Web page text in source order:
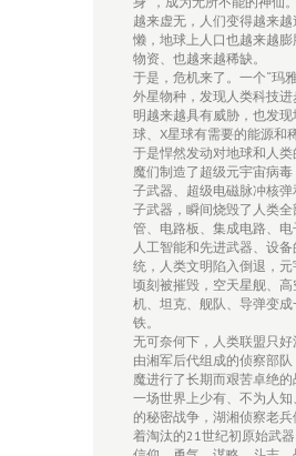
越来虚无，人们变得越来
懒，地球上人口也越来越膨
物资、也越来越稀缺。
于是，危机来了。一个“玛
外星物种，发现人类科技进
明越来越具有威胁，也发现
球、X星球有需要的能源和
于是悍然发动对地球和人
魔们制造了超级元宇宙病
子武器、超级电磁脉冲核
子武器，瞬间烧毁了人类
管、电路板、集成电路、电
人工智能和先进武器、设
统，人类文明陷入倒退，
顷刻被摧毁，空天星舰、
机、坦克、舰队、导弹变成
铁。
无可奈何下，人类联盟只好
由湘军后代组成的侦察部
魔进行了长期而艰苦卓绝
一场世界上少有、不为人
的秘密战争，湖湘侦察老
着淘汰的21世纪初原始武